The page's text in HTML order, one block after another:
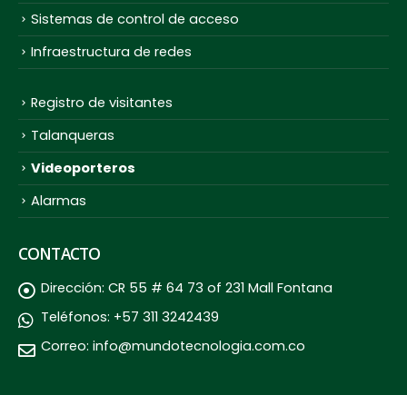
Sistemas de control de acceso
Infraestructura de redes
Registro de visitantes
Talanqueras
Videoporteros
Alarmas
CONTACTO
Dirección: CR 55 # 64 73 of 231 Mall Fontana
Teléfonos: +57 311 3242439
Correo: info@mundotecnologia.com.co